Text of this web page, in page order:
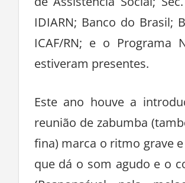
de Assistencia Social;
IDIARN; Banco do Brasil;
ICAF/RN; e o Programa
estiveram presentes.
Este ano houve a
reunião de zabumba
fina) marca o ritmo grave
que dá o som agudo e o